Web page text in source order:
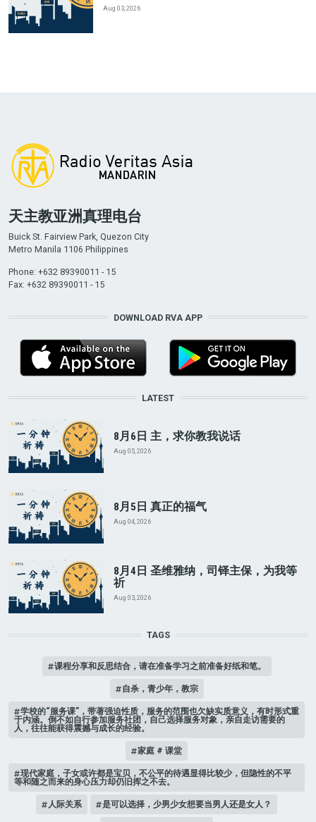
Aug 03, 2026
天主教亚洲真理电台
Buick St. Fairview Park, Quezon City
Metro Manila 1106 Philippines
Phone: +632 89390011 - 15
Fax: +632 89390011 - 15
DOWNLOAD RVA APP
LATEST
8月6日 主，求你教我说话
Aug 05, 2026
8月5日 真正的福气
Aug 04, 2026
8月4日 圣维雅纳，司铎主保，为我等
祈
Aug 03, 2026
TAGS
课程分享和反思结合，请在准备学习之前准备好纸和笔。
自杀，青少年，教宗
学校的“服务课”，带著强迫性质，服务的范围也欠缺实质意义，有时形式重
于内涵。倒不如自行参加服务社团，自己选择服务对象，亲自走访需要的
人，往往能获得震撼与成长的经验。
家庭 # 课堂
现代家庭，子女或许都是宝贝，不公平的待遇显得比较少，但隐性的不平
等和随之而来的身心压力却仍旧挥之不去。
人际关系 是可以选择，少男少女想要当男人还是女人？